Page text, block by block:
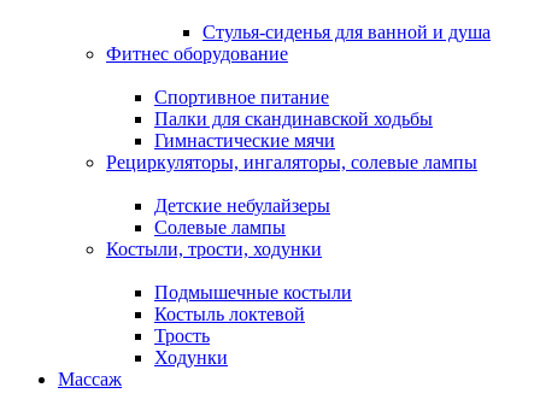
Стулья-сиденья для ванной и душа
Фитнес оборудование
Спортивное питание
Палки для скандинавской ходьбы
Гимнастические мячи
Рециркуляторы, ингаляторы, солевые лампы
Детские небулайзеры
Солевые лампы
Костыли, трости, ходунки
Подмышечные костыли
Костыль локтевой
Трость
Ходунки
Массаж